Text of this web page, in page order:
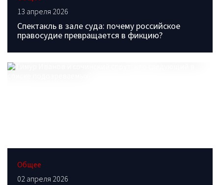
13 апреля 2026
Спектакль в зале суда: почему российское
правосудие превращается в фикцию?
Общее
02 апреля 2026